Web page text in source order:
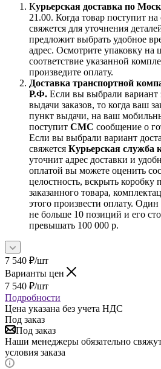
Курьерская доставка по
21.00. Когда товар поступит на
свяжется для уточнения
предложит выбрать удобное
адрес. Осмотрите упаковку на
соответствие указанной
произведите оплату.
Доставка транспортной
Р.Ф. Если вы выбрали вариант
выдачи заказов, то когда ваш
пункт выдачи, на ваш
поступит СМС сообщение о
Если вы выбрали вариант
свяжется Курьерская
уточнит адрес доставки и
оплатой вы можете оценить
целостность, вскрыть коробку
заказанного товара,
этого произвести оплату.
не больше 10 позиций и его
превышать 100 000 р.
7 540 ₽/шт
Варианты цен
7 540 ₽/шт
Подробности
Цена указана без учета НДС
Под заказ
Под заказ
Наши менеджеры обязательно
условия заказа